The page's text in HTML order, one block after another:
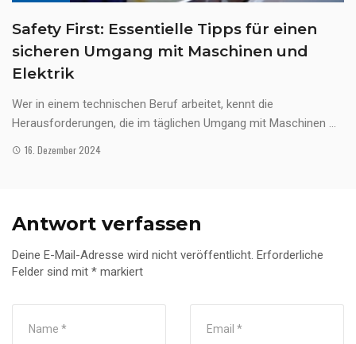
Safety First: Essentielle Tipps für einen
sicheren Umgang mit Maschinen und
Elektrik
Wer in einem technischen Beruf arbeitet, kennt die
Herausforderungen, die im täglichen Umgang mit Maschinen ...
16. Dezember 2024
Antwort verfassen
Deine E-Mail-Adresse wird nicht veröffentlicht. Erforderliche
Felder sind mit * markiert